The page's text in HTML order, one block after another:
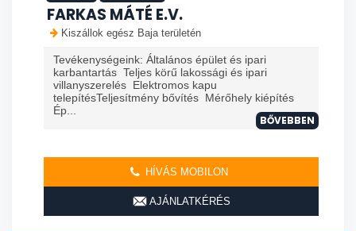
FARKAS MÁTÉ E.V.
Kiszállok egész Baja területén
Tevékenységeink: Általános épület és ipari
karbantartás Teljes körű lakossági és ipari
villanyszerelés Elektromos kapu
telepítésTeljesítmény bővítés Mérőhely kiépítés
Ép...
BŐVEBBEN
HÍVÁS MOBILON
AJÁNLATKÉRÉS